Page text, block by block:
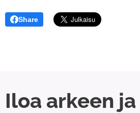
Share
Iloa arkeen ja